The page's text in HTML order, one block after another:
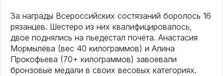
За награды Всероссийских состязаний боролось 16
рязанцев. Шестеро из них квалифицировалось,
двое поднялись на пьедестал почёта. Анастасия
Мормылёва (вес 40 килограммов) и Алина
Прокофьева (70+ килограммов) завоевали
бронзовые медали в своих весовых категориях.